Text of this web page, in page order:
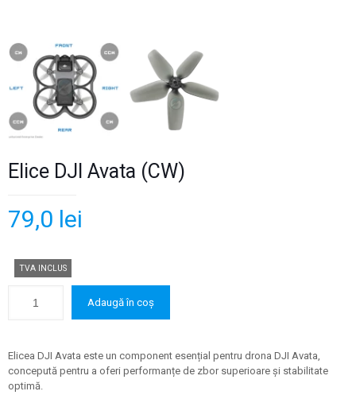
Elice DJI Avata (CW)
79,0 lei
TVA INCLUS
Adaugă în coș
Elicea DJI Avata este un component esențial pentru drona DJI Avata,
concepută pentru a oferi performanțe de zbor superioare și stabilitate
optimă.